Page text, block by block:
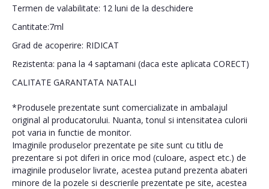
Termen de valabilitate: 12 luni de la deschidere
Cantitate:7ml
Grad de acoperire: RIDICAT
Rezistenta: pana la 4 saptamani (daca este aplicata CORECT)
CALITATE GARANTATA NATALI
*Produsele prezentate sunt comercializate in ambalajul
original al producatorului. Nuanta, tonul si intensitatea culorii
pot varia in functie de monitor.
Imaginile produselor prezentate pe site sunt cu titlu de
prezentare si pot diferi in orice mod (culoare, aspect etc.) de
imaginile produselor livrate, acestea putand prezenta abateri
minore de la pozele si descrierile prezentate pe site, acestea